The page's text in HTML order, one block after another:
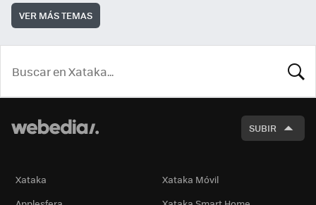
VER MÁS TEMAS
SUBIR
Xataka
Xataka Móvil